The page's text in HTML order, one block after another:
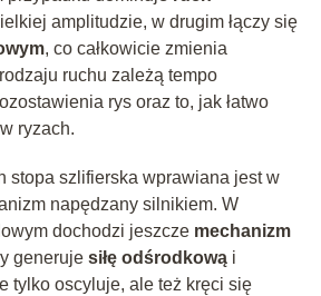
amplitudzie, w drugim łączy się
, co całkowicie zmienia
ruchu zależą tempo
rys oraz to, jak łatwo
ryzach.
stopa szlifierska wprawiana jest w
napędzany silnikiem. W
dochodzi jeszcze mechanizm
generuje siłę odśrodkowąi
tylko oscyluje, ale też kręci się